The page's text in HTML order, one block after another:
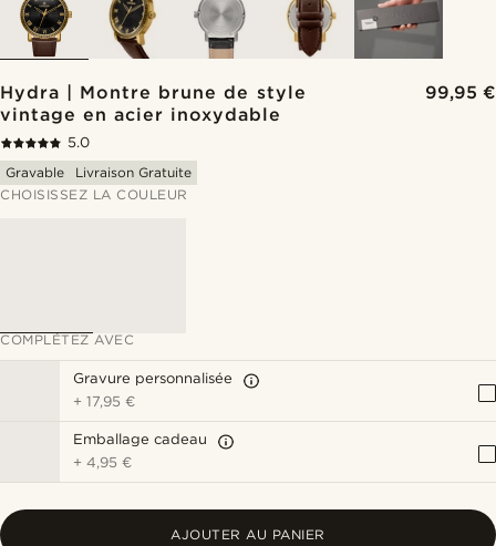
Hydra | Montre brune de style
vintage en acier inoxydable
99,95 €
5.0
Gravable
Livraison Gratuite
CHOISISSEZ LA COULEUR
COMPLÉTEZ AVEC
Gravure personnalisée
+17,95 €
Emballage cadeau
+4,95 €
AJOUTER AU PANIER